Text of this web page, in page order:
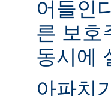
어들인
른 보호
동시에
아파치